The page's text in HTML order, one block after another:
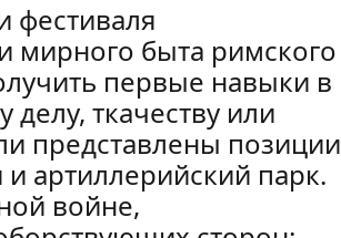
фестиваля
мирного быта римского
первые навыки в
ткачеству или
представлены позиции
и артиллерийский парк.
войне,